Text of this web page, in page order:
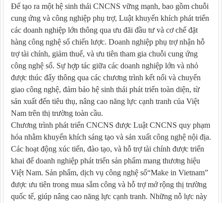
Để tạo ra một hệ sinh thái CNCNS vững mạnh, bao gồm chuỗi
cung ứng và công nghiệp phụ trợ, Luật khuyến khích phát triển
các doanh nghiệp lớn thông qua ưu đãi đầu tư và cơ chế đặt
hàng công nghệ số chiến lược. Doanh nghiệp phụ trợ nhận hỗ
trợ tài chính, giảm thuế, và ưu tiên tham gia chuỗi cung ứng
công nghệ số. Sự hợp tác giữa các doanh nghiệp lớn và nhỏ
được thúc đẩy thông qua các chương trình kết nối và chuyển
giao công nghệ, đảm bảo hệ sinh thái phát triển toàn diện, từ
sản xuất đến tiêu thụ, nâng cao năng lực cạnh tranh của Việt
Nam trên thị trường toàn cầu.
Chương trình phát triển CNCNS được Luật CNCNS quy phạm
hóa nhằm khuyến khích sáng tạo và sản xuất công nghệ nội địa.
Các hoạt động xúc tiến, đào tạo, và hỗ trợ tài chính được triển
khai để doanh nghiệp phát triển sản phẩm mang thương hiệu
Việt Nam. Sản phẩm, dịch vụ công nghệ số“Make in Vietnam”
được ưu tiên trong mua sắm công và hỗ trợ mở rộng thị trường
quốc tế, giúp nâng cao năng lực cạnh tranh. Những nỗ lực này